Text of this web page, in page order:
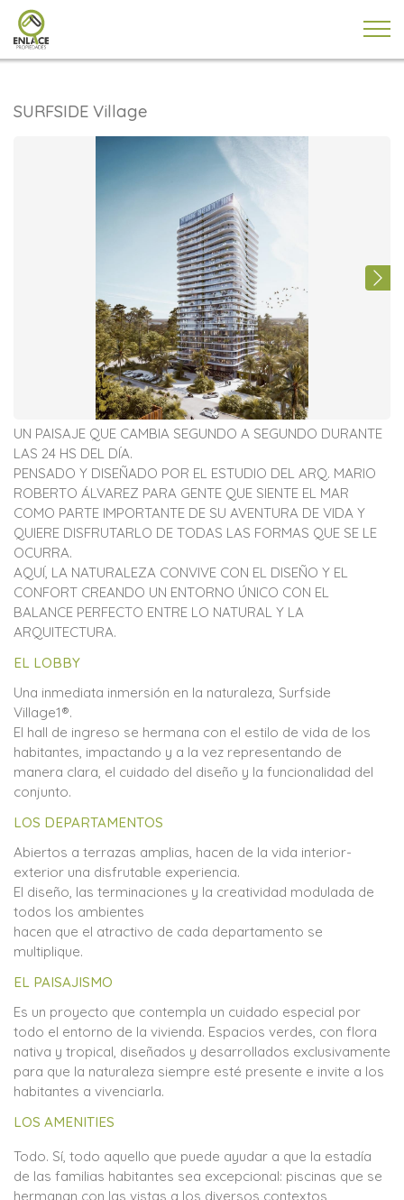
SURFSIDE Village
UN PAISAJE QUE CAMBIA SEGUNDO A SEGUNDO DURANTE
LAS 24 HS DEL DÍA.
PENSADO Y DISEÑADO POR EL ESTUDIO DEL ARQ. MARIO
ROBERTO ÁLVAREZ PARA GENTE QUE SIENTE EL MAR
COMO PARTE IMPORTANTE DE SU AVENTURA DE VIDA Y
QUIERE DISFRUTARLO DE TODAS LAS FORMAS QUE SE LE
OCURRA.
AQUÍ, LA NATURALEZA CONVIVE CON EL DISEÑO Y EL
CONFORT CREANDO UN ENTORNO ÚNICO CON EL
BALANCE PERFECTO ENTRE LO NATURAL Y LA
ARQUITECTURA.
EL LOBBY
Una inmediata inmersión en la naturaleza, Surfside
Village1®.
El hall de ingreso se hermana con el estilo de vida de los
habitantes, impactando y a la vez representando de
manera clara, el cuidado del diseño y la funcionalidad del
conjunto.
LOS DEPARTAMENTOS
Abiertos a terrazas amplias, hacen de la vida interior-
exterior una disfrutable experiencia.
El diseño, las terminaciones y la creatividad modulada de
todos los ambientes
hacen que el atractivo de cada departamento se
multiplique.
EL PAISAJISMO
Es un proyecto que contempla un cuidado especial por
todo el entorno de la vivienda. Espacios verdes, con flora
nativa y tropical, diseñados y desarrollados exclusivamente
para que la naturaleza siempre esté presente e invite a los
habitantes a vivenciarla.
LOS AMENITIES
Todo. Sí, todo aquello que puede ayudar a que la estadía
de las familias habitantes sea excepcional: piscinas que se
hermanan con las vistas a los diversos contextos